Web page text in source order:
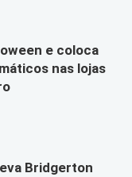
e coloca
nas lojas
Bridgerton